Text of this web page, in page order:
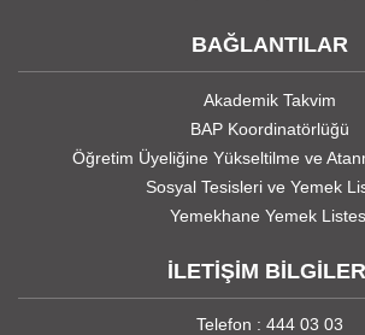
BAĞLANTILAR
Akademik Takvim
BAP Koordinatörlüğü
Öğretim Üyeliğine Yükseltilme ve
Sosyal Tesisleri ve Yemek
Yemekhane Yemek
İLETİŞİM
Telefon : 444 03 03